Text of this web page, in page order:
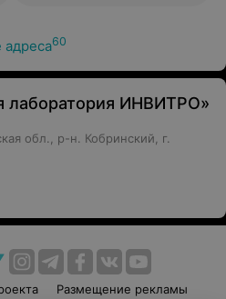
адреса60
лаборатория ИНВИТРО»
обл., р-н. Кобринский, г.
Размещение рекламы